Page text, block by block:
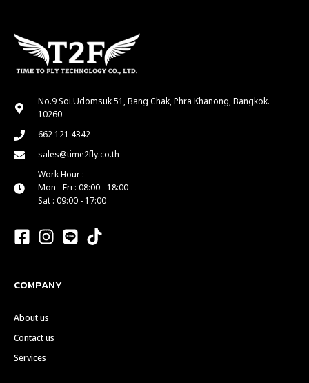
No.9 Soi.Udomsuk 51, Bang Chak, Phra Khanong, Bangkok.
10260
662 121 4342
sales@time2fly.co.th
Work Hour :
Mon - Fri : 08:00 - 18:00
Sat : 09:00 - 17:00
COMPANY
About us
Contact us
Services